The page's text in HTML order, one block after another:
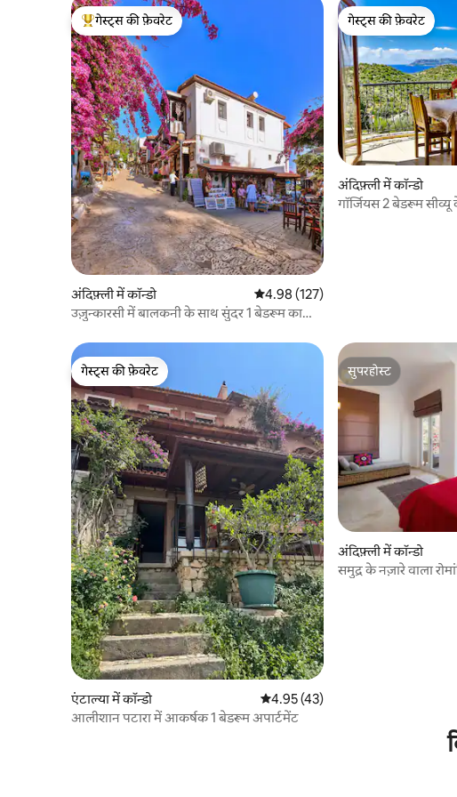
गेस्ट्स का टॉप फ़ेवरेट
गेस्ट्स की फ़ेवरेट
अंदिफ़्ली में कॉन्डो औसत रेटिंग 5 में से 4.98, 127 समीक्षाएँ
4.98 (127)
उज़ुन्कारसी में बालकनी के साथ सुंदर 1 बेडरूम का
गेस्ट्स की फ़ेवरेट
गेस्ट्स की फ़ेवरेट
अंदिफ़्ली में कॉन्डो
गॉर्जियस 2 बेडरूम
गेस्ट्स की फ़ेवरेट
गेस्ट्स की फ़ेवरेट
एंटाल्या में कॉन्डो औसत रेटिंग 5 में से 4.95, 43 समीक्षाएँ
4.95 (43)
आलीशान पटारा में आकर्षक 1 बेडरूम अपार्टमेंट
सुपरहोस्ट
सुपरहोस्ट
अंदिफ़्ली में कॉन्डो
समुद्र के नज़ारे वाला